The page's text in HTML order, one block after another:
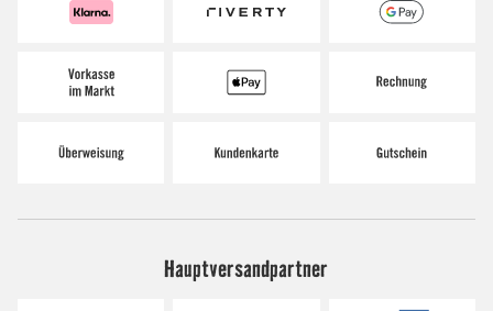
Hauptversandpartner